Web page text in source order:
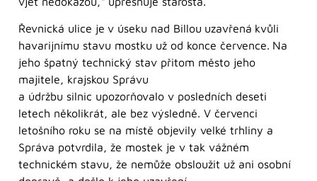
Řevnická ulice je v úseku nad Billou uzavřená kvůli
havarijnímu stavu mostku už od konce července. Na
jeho špatný technický stav přitom město jeho
majitele, krajskou Správu
a údržbu silnic upozorňovalo v posledních deseti
letech několikrát, ale bez výsledně. V červenci
letošního roku se na místě objevily velké trhliny a
Správa potvrdila, že mostek je v tak vážném
technickém stavu, že nemůže obsloužit už ani osobní